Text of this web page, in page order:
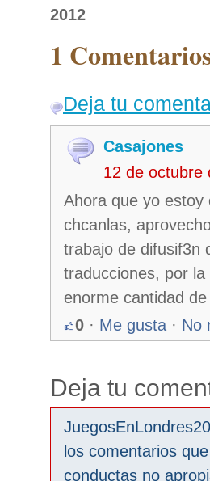
2012
1
Deja tu
Casajones
12 de octubre
Ahora que yo
chcanlas,
trabajo de difusif3n
traducciones, por
enorme cantidad
0 · Me gusta · No
Deja tu
los comentarios
conductas no